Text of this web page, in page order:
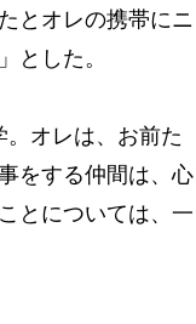
とオレの携帯にニ
とした。
オレは、お前た
をする仲間は、心
とについては、一